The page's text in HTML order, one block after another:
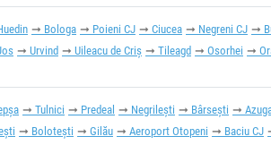
Bologa Poieni CJ Ciucea Negreni CJ
Urvind Uileacu de Criș Tileagd Osorhei
Tulnici Predeal Negrilești Bârsești
Bolotești Gilău Aeroport Otopeni Baciu CJ